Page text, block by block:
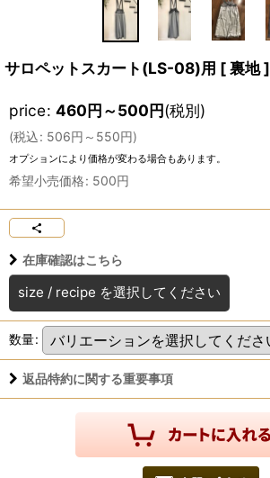
サロペットスカート(LS-08)用 [ 裏地 ]
price: 460円～500円(税別)
(税込: 506円 ～550円)
オプションにより価格が変わる場合もあります。
希望小売価格: 500円
在庫確認はこちら
size / recipe を選択してください
数量:
返品特約に関する重要事項